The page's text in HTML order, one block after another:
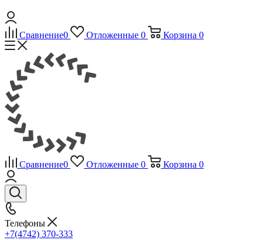
Сравнение0 Отложенные 0 Корзина 0
Сравнение0 Отложенные 0 Корзина 0
Телефоны
+7(4742) 370-333